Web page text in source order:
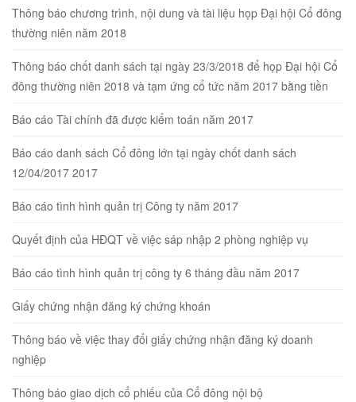
Thông báo chương trình, nội dung và tài liệu họp Đại hội Cổ đông
thường niên năm 2018
Thông báo chốt danh sách tại ngày 23/3/2018 để họp Đại hội Cổ
đông thường niên 2018 và tạm ứng cổ tức năm 2017 bằng tiền
Báo cáo Tài chính đã được kiểm toán năm 2017
Báo cáo danh sách Cổ đông lớn tại ngày chốt danh sách
12/04/2017 2017
Báo cáo tình hình quản trị Công ty năm 2017
Quyết định của HĐQT về việc sáp nhập 2 phòng nghiệp vụ
Báo cáo tình hình quản trị công ty 6 tháng đầu năm 2017
Giấy chứng nhận đăng ký chứng khoán
Thông báo về việc thay đổi giấy chứng nhận đăng ký doanh
nghiệp
Thông báo giao dịch cổ phiếu của Cổ đông nội bộ